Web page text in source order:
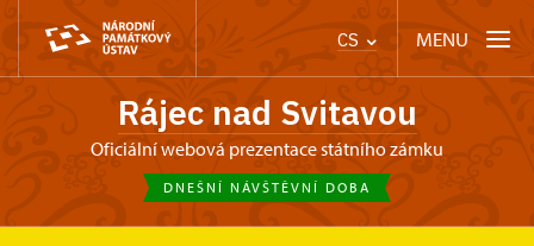
CS MENU
Rájec nad Svitavou
Oficiální webová prezentace státního zámku
DNEŠNÍ NÁVŠTĚVNÍ DOBA